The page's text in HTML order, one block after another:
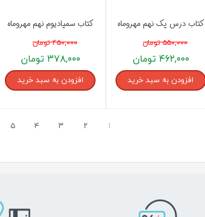
کتاب درس پک نهم مهروماه
۵۵۰,۰۰۰ تومان
۴۶۲,۰۰۰ تومان
افزودن به سبد خرید
کتاب سمپادیوم نهم مهروماه
۴۵۰,۰۰۰ تومان
۳۷۸,۰۰۰ تومان
افزودن به سبد خرید
۱ ۲ ۳ ۴ ۵